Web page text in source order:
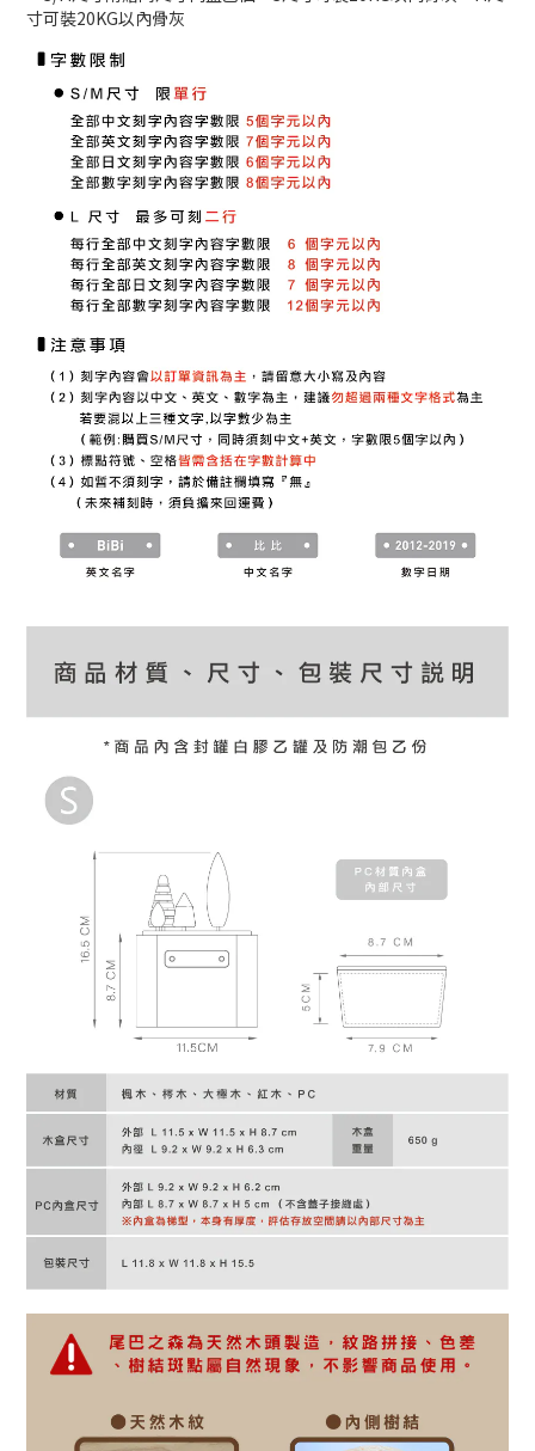
寸可裝20KG以內骨灰